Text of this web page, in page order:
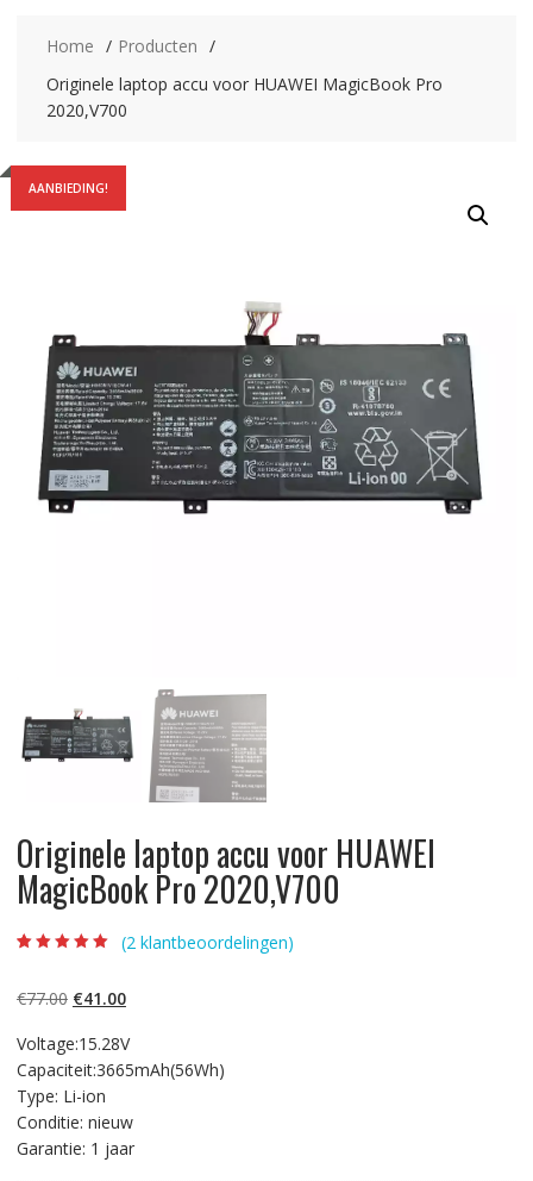
Home
Producten
Originele laptop accu voor HUAWEI MagicBook Pro
2020,V700
AANBIEDING!
Originele laptop accu voor HUAWEI
MagicBook Pro 2020,V700
gebaseerd op
klantbeoordelinge
(2 klantbeoordelingen)
€77.00 Oorspronkelijke
was:
€77.00.
€41.00Huidige
is:
€41.00.
Voltage:15.28V
Capaciteit:3665mAh(56Wh)
Type: Li-ion
Conditie: nieuw
Garantie: 1 jaar